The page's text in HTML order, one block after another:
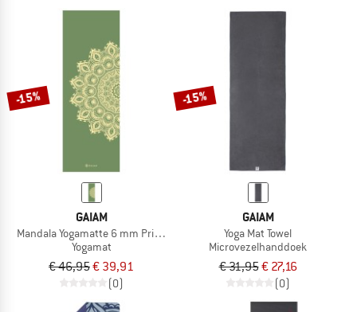
-15%
GAIAM
Mandala Yogamatte 6 mm Printed
Yogamat
€ 46,95€ 39,91
(0)
-15%
GAIAM
Yoga Mat Towel
Microvezelhanddoek
€ 31,95€ 27,16
(0)